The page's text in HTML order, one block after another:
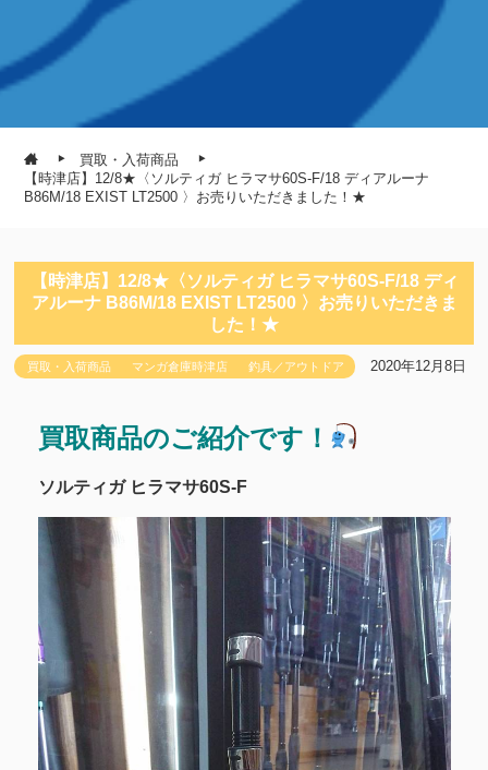
買取・入荷商品
【時津店】12/8★〈ソルティガ ヒラマサ60S-F/18 ディアルーナ
B86M/18 EXIST LT2500 〉お売りいただきました！★
【時津店】12/8★〈ソルティガ ヒラマサ60S-F/18 ディ
アルーナ B86M/18 EXIST LT2500 〉お売りいただきま
した！★
買取・入荷商品 マンガ倉庫時津店 釣具／アウトドア 2020年12月8日
買取商品のご紹介です！
ソルティガ ヒラマサ60S-F